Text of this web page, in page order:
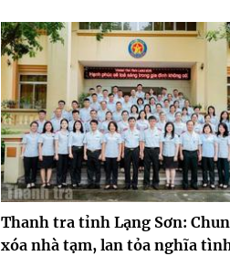
Thanh tra tỉnh Lạng Sơn:
xóa nhà tạm, lan tỏa nghĩa